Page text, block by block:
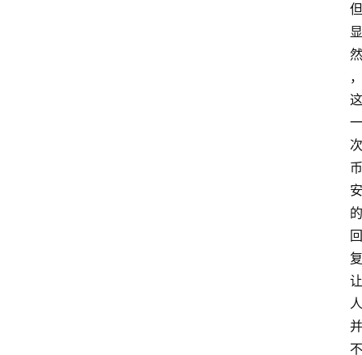
但
显
然
，
这
一
次
币
安
的
回
复
让
人
并
不